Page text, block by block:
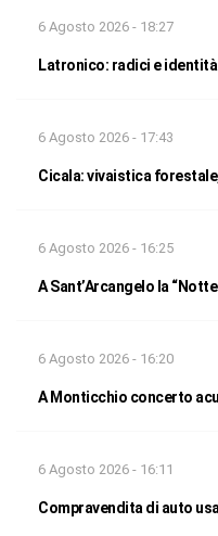
6 Agosto 2026 - 18:27
Latronico: radici e
6 Agosto 2026 - 17:43
Cicala: vivaistica
6 Agosto 2026 - 16:25
A Sant’Arcangelo la
6 Agosto 2026 - 16:20
A Monticchio concerto
6 Agosto 2026 - 16:11
Compravendita di auto